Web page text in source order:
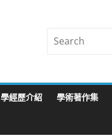
學經歷介紹 學術著作集